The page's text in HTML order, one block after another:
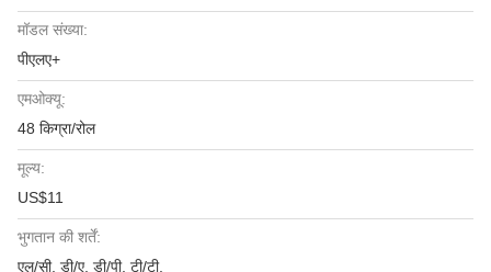
मॉडल संख्या:
पीएलए+
एमओक्यू:
48 किग्रा/रोल
मूल्य:
US$11
भुगतान की शर्तें:
एल/सी, डी/ए, डी/पी, टी/टी,